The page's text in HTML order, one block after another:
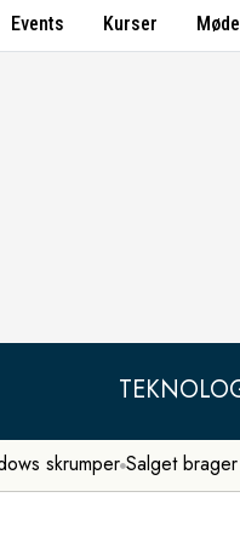
Events Kurser
skrumper Salget